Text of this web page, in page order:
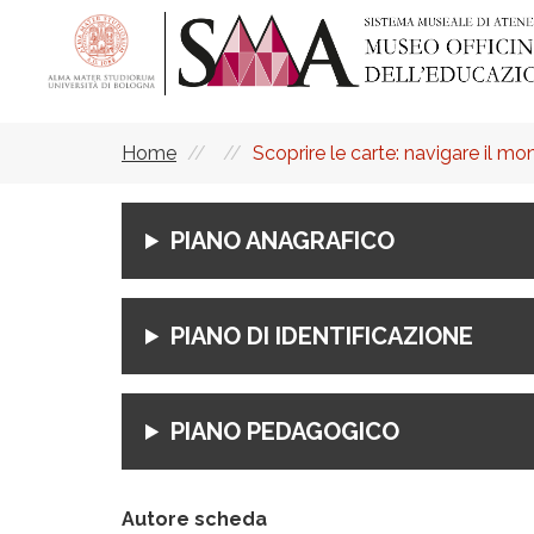
content
Breadcrumb
Home Scoprire le carte: navigare il
PIANO ANAGRAFICO
PIANO DI IDENTIFICAZIONE
PIANO PEDAGOGICO
Autore scheda